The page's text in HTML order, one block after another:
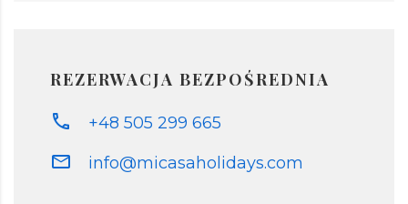
REZERWACJA BEZPOŚREDNIA
+48 505 299 665
info@micasaholidays.com